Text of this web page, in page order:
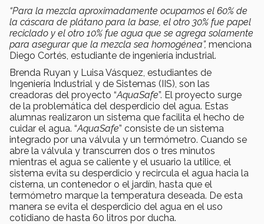
“Para la mezcla aproximadamente ocupamos el 60% de
la cáscara de plátano para la base, el otro 30% fue papel
reciclado y el otro 10% fue agua que se agrega solamente
para asegurar que la mezcla sea homogénea”, menciona
Diego Cortés, estudiante de ingeniería industrial.
Brenda Ruyan y Luisa Vásquez, estudiantes de
Ingeniería Industrial y de Sistemas (IIS), son las
creadoras del proyecto “AquaSafe”. El proyecto surge
de la problemática del desperdicio del agua. Estas
alumnas realizaron un sistema que facilita el hecho de
cuidar el agua. “AquaSafe” consiste de un sistema
integrado por una válvula y un termómetro. Cuando se
abre la válvula y transcurren dos o tres minutos
mientras el agua se caliente y el usuario la utilice, el
sistema evita su desperdicio y recircula el agua hacia la
cisterna, un contenedor o el jardín, hasta que el
termómetro marque la temperatura deseada. De esta
manera se evita el desperdicio del agua en el uso
cotidiano de hasta 60 litros por ducha.